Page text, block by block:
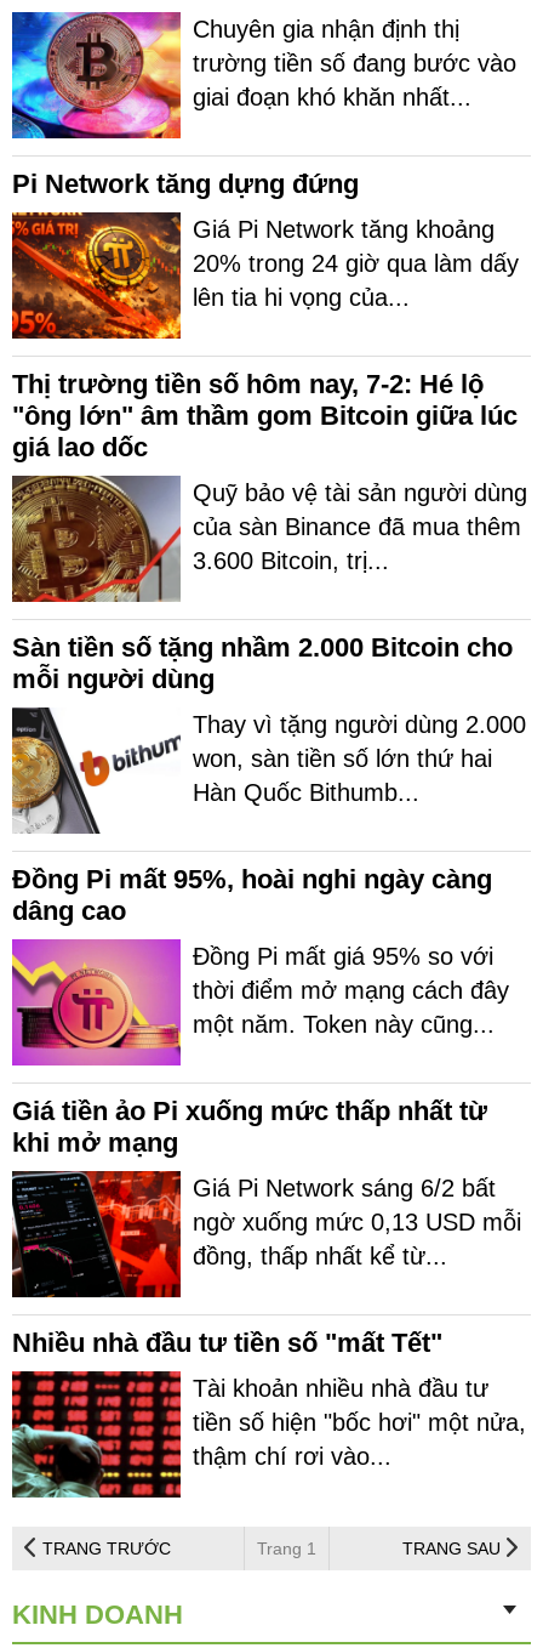
Chuyên gia nhận định thị
trường tiền số đang bước vào
giai đoạn khó khăn nhất...
Pi Network tăng dựng đứng
Giá Pi Network tăng khoảng
20% trong 24 giờ qua làm dấy
lên tia hi vọng của...
Thị trường tiền số hôm nay, 7-2: Hé lộ
"ông lớn" âm thầm gom Bitcoin giữa lúc
giá lao dốc
Quỹ bảo vệ tài sản người dùng
của sàn Binance đã mua thêm
3.600 Bitcoin, trị...
Sàn tiền số tặng nhầm 2.000 Bitcoin cho
mỗi người dùng
Thay vì tặng người dùng 2.000
won, sàn tiền số lớn thứ hai
Hàn Quốc Bithumb...
Đồng Pi mất 95%, hoài nghi ngày càng
dâng cao
Đồng Pi mất giá 95% so với
thời điểm mở mạng cách đây
một năm. Token này cũng...
Giá tiền ảo Pi xuống mức thấp nhất từ
khi mở mạng
Giá Pi Network sáng 6/2 bất
ngờ xuống mức 0,13 USD mỗi
đồng, thấp nhất kể từ...
Nhiều nhà đầu tư tiền số "mất Tết"
Tài khoản nhiều nhà đầu tư
tiền số hiện "bốc hơi" một nửa,
thậm chí rơi vào...
TRANG TRƯỚC Trang 1 TRANG SAU
KINH DOANH